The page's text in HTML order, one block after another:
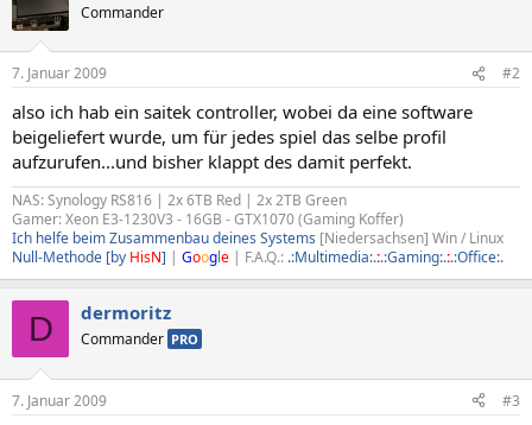
Commander
7. Januar 2009 #2
also ich hab ein saitek controller, wobei da eine software
beigeliefert wurde, um für jedes spiel das selbe profil
aufzurufen...und bisher klappt des damit perfekt.
NAS: Synology RS816 | 2x 6TB Red | 2x 2TB Green
Gamer: Xeon E3-1230V3 - 16GB - GTX1070 (Gaming Koffer)
Ich helfe beim Zusammenbau deines Systems [Niedersachsen] Win / Linux
Null-Methode [by HisN] | Google | F.A.Q.: .:Multimedia:.:.:Gaming:.:.:Office:.
D dermoritz
Commander PRO
7. Januar 2009 #3